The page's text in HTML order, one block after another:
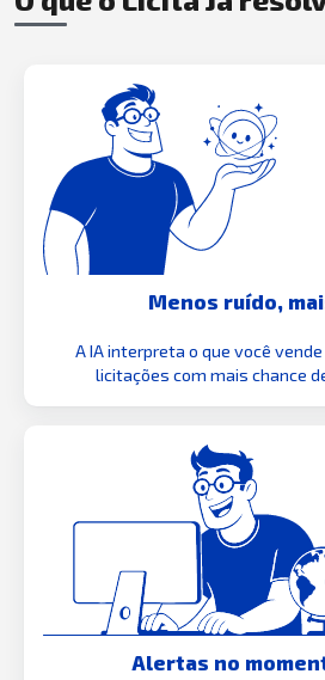
Menos ruído,
A IA interpreta o que você
licitações com mais chance
Alertas no